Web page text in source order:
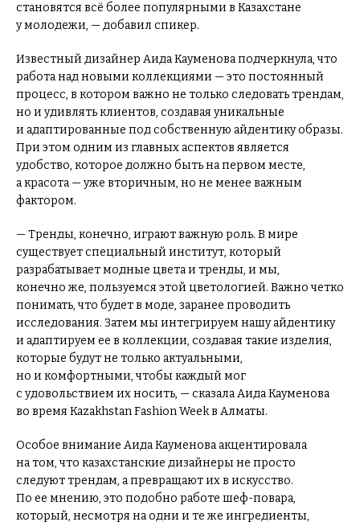
становятся всё более популярными в Казахстане
у молодежи, — добавил спикер.
Известный дизайнер Аида Кауменова подчеркнула, что
работа над новыми коллекциями — это постоянный
процесс, в котором важно не только следовать трендам,
но и удивлять клиентов, создавая уникальные
и адаптированные под собственную айдентику образы.
При этом одним из главных аспектов является
удобство, которое должно быть на первом месте,
а красота — уже вторичным, но не менее важным
фактором.
— Тренды, конечно, играют важную роль. В мире
существует специальный институт, который
разрабатывает модные цвета и тренды, и мы,
конечно же, пользуемся этой цветологией. Важно четко
понимать, что будет в моде, заранее проводить
исследования. Затем мы интегрируем нашу айдентику
и адаптируем ее в коллекции, создавая такие изделия,
которые будут не только актуальными,
но и комфортными, чтобы каждый мог
с удовольствием их носить, — сказала Аида Кауменова
во время Kazakhstan Fashion Week в Алматы.
Особое внимание Аида Кауменова акцентировала
на том, что казахстанские дизайнеры не просто
следуют трендам, а превращают их в искусство.
По ее мнению, это подобно работе шеф-повара,
который, несмотря на одни и те же ингредиенты,